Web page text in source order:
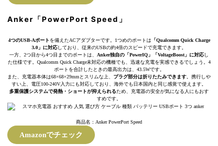
Anker「PowerPort Speed」
4つのUSB-Aポート を備えたACアダプターです。1つめのポートは 「Qualcomm Quick Charge
3.0」に対応 しており、従来のUSBの約4倍のスピードで充電できます。
一方、2つ目から4つ目までのポートは、 Anker独自の「PowerIQ」「VoltageBoost」に対応 し
た仕様です。Qualcomm Quick Charge未対応の機種でも、迅速な充電を実感できるでしょう。4
ポートを合計したときの最高出力は、43.5Wです。
また、充電器本体は68×68×29mmとスリムな上、 プラグ部分は折りたたみできます。携行しや
すい上、電圧100-240V入力にも対応しており、海外でも日本国内と同じ感覚で使えます。
多重保護システムで発熱・ショートが抑えられるため、充電器の安全が気になる人にもおす
すめです。
商品名：Anker PowerPort Speed
Amazonでチェック